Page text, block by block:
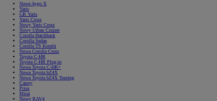
Nowe Aygo X
Yaris
GR Yaris
Yaris Cross
Nowy Yaris Cross
Nowy Urban Cruiser
Corolla Hatchback
Corolla Sedan
Corolla TS Kombi
Nowa Corolla Cross
Toyota C-HR
Toyota C-HR Plug-in
Nowa Toyota C-HR+
Nowa Toyota bZ4X
Nowa Toyota bZ4X Touring
Camry
Prius
Mirai
Nowy RAV4